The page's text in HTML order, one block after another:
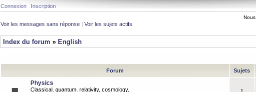
Connexion Inscription
Voir les messages sans réponse | Voir les sujets actifs
Index du forum » English
Forum Sujets
Physics
Classical, quantum, relativity, cosmology..
1